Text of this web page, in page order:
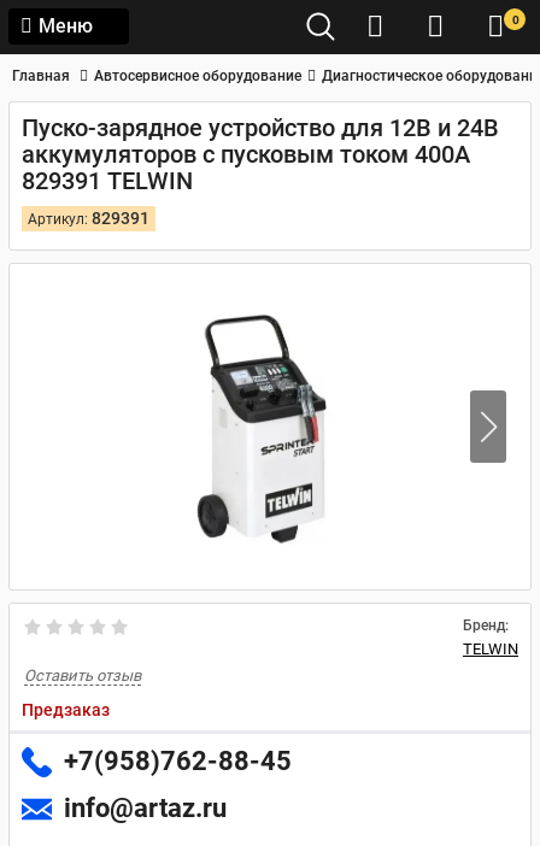
Меню 0
Главная Автосервисное оборудование Диагностическое
Пуско-зарядное устройство для 12В и 24В
аккумуляторов с пусковым током 400А
829391 TELWIN
Артикул: 829391
Бренд:
TELWIN
Оставить отзыв
Предзаказ
+7(958)762-88-45
info@artaz.ru